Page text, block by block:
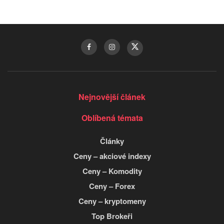
Nejnovější článek
Oblíbená témata
Články
Ceny – akciové indexy
Ceny – Komodity
Ceny – Forex
Ceny – kryptomeny
Top Brokeři